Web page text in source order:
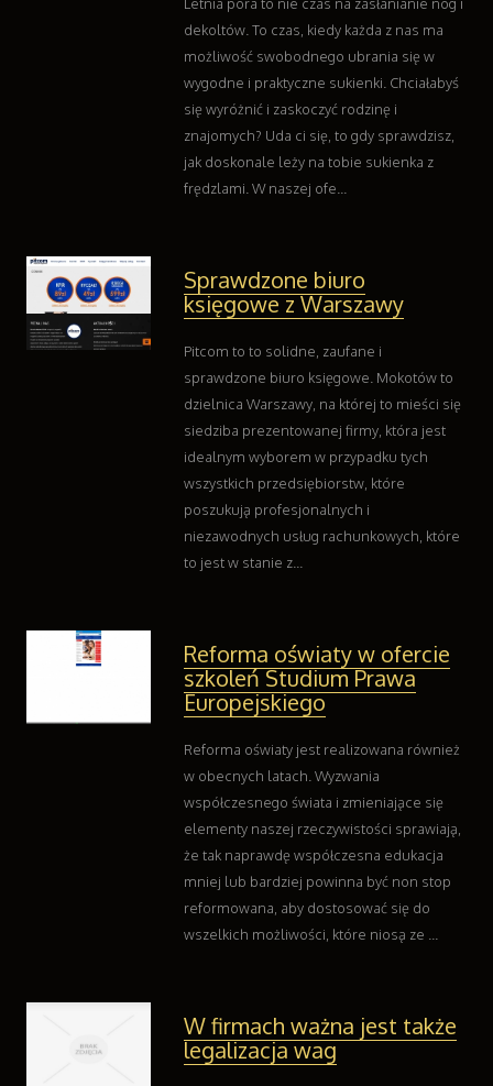
Serwis
Opieka
Inne Usługi
Wczasy
Hotele i Noclegi
Podróże
Wypoczynek
Dietetyka, Odchudzanie
Kosmetyki
Leczenie
Sprzęt Medyczny
Oprogramowanie
Oprogramowanie
Kontakt
dekoltów. To czas, kiedy każda z nas ma
możliwość swobodnego ubrania się w
wygodne i praktyczne sukienki. Chciałabyś
się wyróżnić i zaskoczyć rodzinę i
znajomych? Uda ci się, to gdy sprawdzisz,
jak doskonale leży na tobie sukienka z
frędzlami. W naszej ofe...
Sprawdzone biuro
księgowe z Warszawy
Pitcom to to solidne, zaufane i
sprawdzone biuro księgowe. Mokotów to
dzielnica Warszawy, na której to mieści się
siedziba prezentowanej firmy, która jest
idealnym wyborem w przypadku tych
wszystkich przedsiębiorstw, które
poszukują profesjonalnych i
niezawodnych usług rachunkowych, które
to jest w stanie z...
Reforma oświaty w ofercie
szkoleń Studium Prawa
Europejskiego
Reforma oświaty jest realizowana również
w obecnych latach. Wyzwania
współczesnego świata i zmieniające się
elementy naszej rzeczywistości sprawiają,
że tak naprawdę współczesna edukacja
mniej lub bardziej powinna być non stop
reformowana, aby dostosować się do
wszelkich możliwości, które niosą ze ...
W firmach ważna jest także
legalizacja wag